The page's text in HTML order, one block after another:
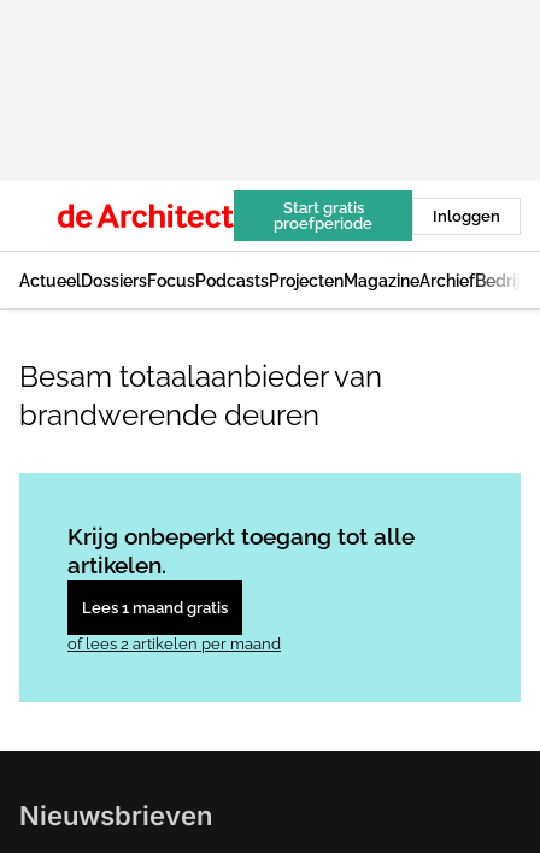
Start gratis
proefperiode
Inloggen
ActueelDossiersFocusPodcastsProjectenMagazineArchief
Besam totaalaanbieder van
brandwerende deuren
Krijg onbeperkt toegang tot alle
artikelen.
Lees 1 maand gratis
of lees 2 artikelen per maand
Nieuwsbrieven